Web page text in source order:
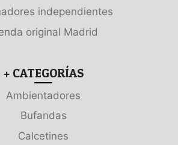
independientes
original Madrid
+ CATEGORÍAS
Ambientadores
Bufandas
Calcetines